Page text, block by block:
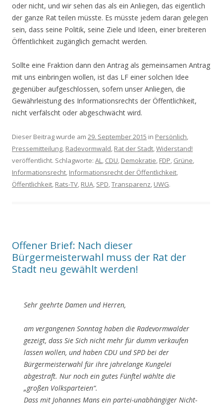
oder nicht, und wir sehen das als ein Anliegen, das eigentlich
der ganze Rat teilen müsste. Es müsste jedem daran gelegen
sein, dass seine Politik, seine Ziele und Ideen, einer breiteren
Öffentlichkeit zugänglich gemacht werden.
Sollte eine Fraktion dann den Antrag als gemeinsamen Antrag
mit uns einbringen wollen, ist das LF einer solchen Idee
gegenüber aufgeschlossen, sofern unser Anliegen, die
Gewährleistung des Informationsrechts der Öffentlichkeit,
nicht verfälscht oder abgeschwächt wird.
Dieser Beitrag wurde am 29. September 2015 in Persönlich,
Pressemitteilung, Radevormwald, Rat der Stadt,Widerstand!
veröffentlicht. Schlagworte: AL, CDU, Demokratie, FDP, Grüne,
Informationsrecht, Informationsrecht der Öffentlichkeit,
Öffentlichkeit, Rats-TV, RUA, SPD,Transparenz, UWG.
Offener Brief: Nach dieser
Bürgermeisterwahl muss der Rat der
Stadt neu gewählt werden!
Sehr geehrte Damen und Herren,
am vergangenen Sonntag haben die Radevormwalder
gezeigt, dass Sie Sich nicht mehr für dumm verkaufen
lassen wollen, und haben CDU und SPD bei der
Bürgermeisterwahl für ihre jahrelange Kungelei
abgestraft. Nur noch ein gutes Fünftel wählte die
„großen Volksparteien“.
Dass mit Johannes Mans ein partei-unabhängiger Nicht-